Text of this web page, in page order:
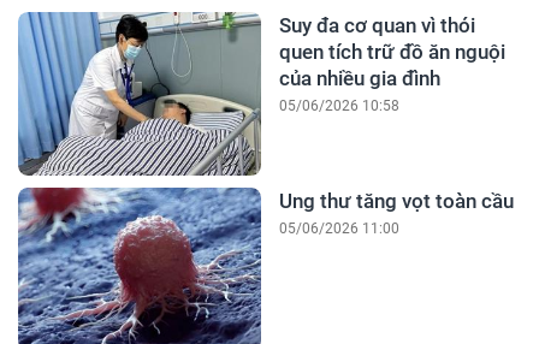
Suy đa cơ quan vì thói
quen tích trữ đồ ăn nguội
của nhiều gia đình
05/06/2026 10:58
Ung thư tăng vọt toàn cầu
05/06/2026 11:00